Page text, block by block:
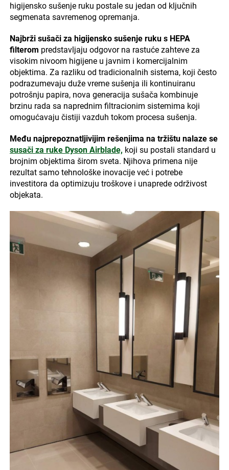
higijensko sušenje ruku postale su jedan od ključnih
segmenata savremenog opremanja.
Najbrži sušači za higijensko sušenje ruku s HEPA
filterom predstavljaju odgovor na rastuće zahteve za
visokim nivoom higijene u javnim i komercijalnim
objektima. Za razliku od tradicionalnih sistema, koji često
podrazumevaju duže vreme sušenja ili kontinuiranu
potrošnju papira, nova generacija sušača kombinuje
brzinu rada sa naprednim filtracionim sistemima koji
omogućavaju čistiji vazduh tokom procesa sušenja.
Među najprepoznatljivijim rešenjima na tržištu nalaze se
susači za ruke Dyson Airblade, koji su postali standard u
brojnim objektima širom sveta. Njihova primena nije
rezultat samo tehnološke inovacije već i potrebe
investitora da optimizuju troškove i unaprede održivost
objekata.